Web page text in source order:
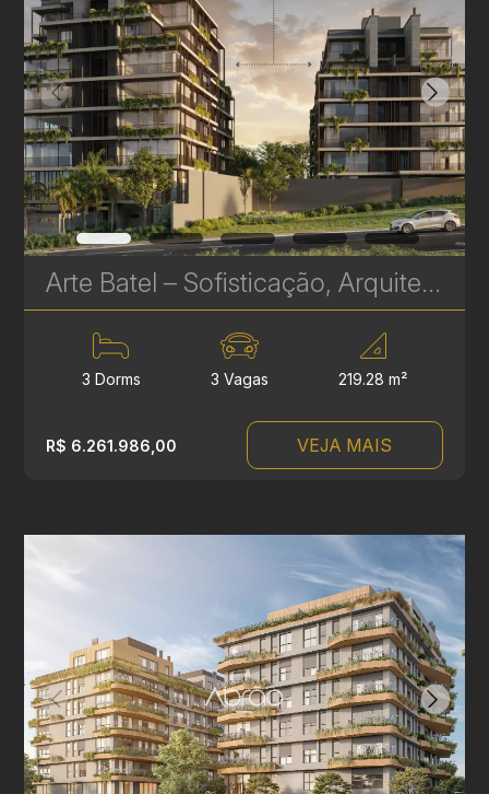
Arte Batel – Sofisticação, Arquitetura Contemporânea e Conforto no Coração do Batel
3 Dorms 3 Vagas 219.28 m²
R$ 6.261.986,00 VEJA MAIS